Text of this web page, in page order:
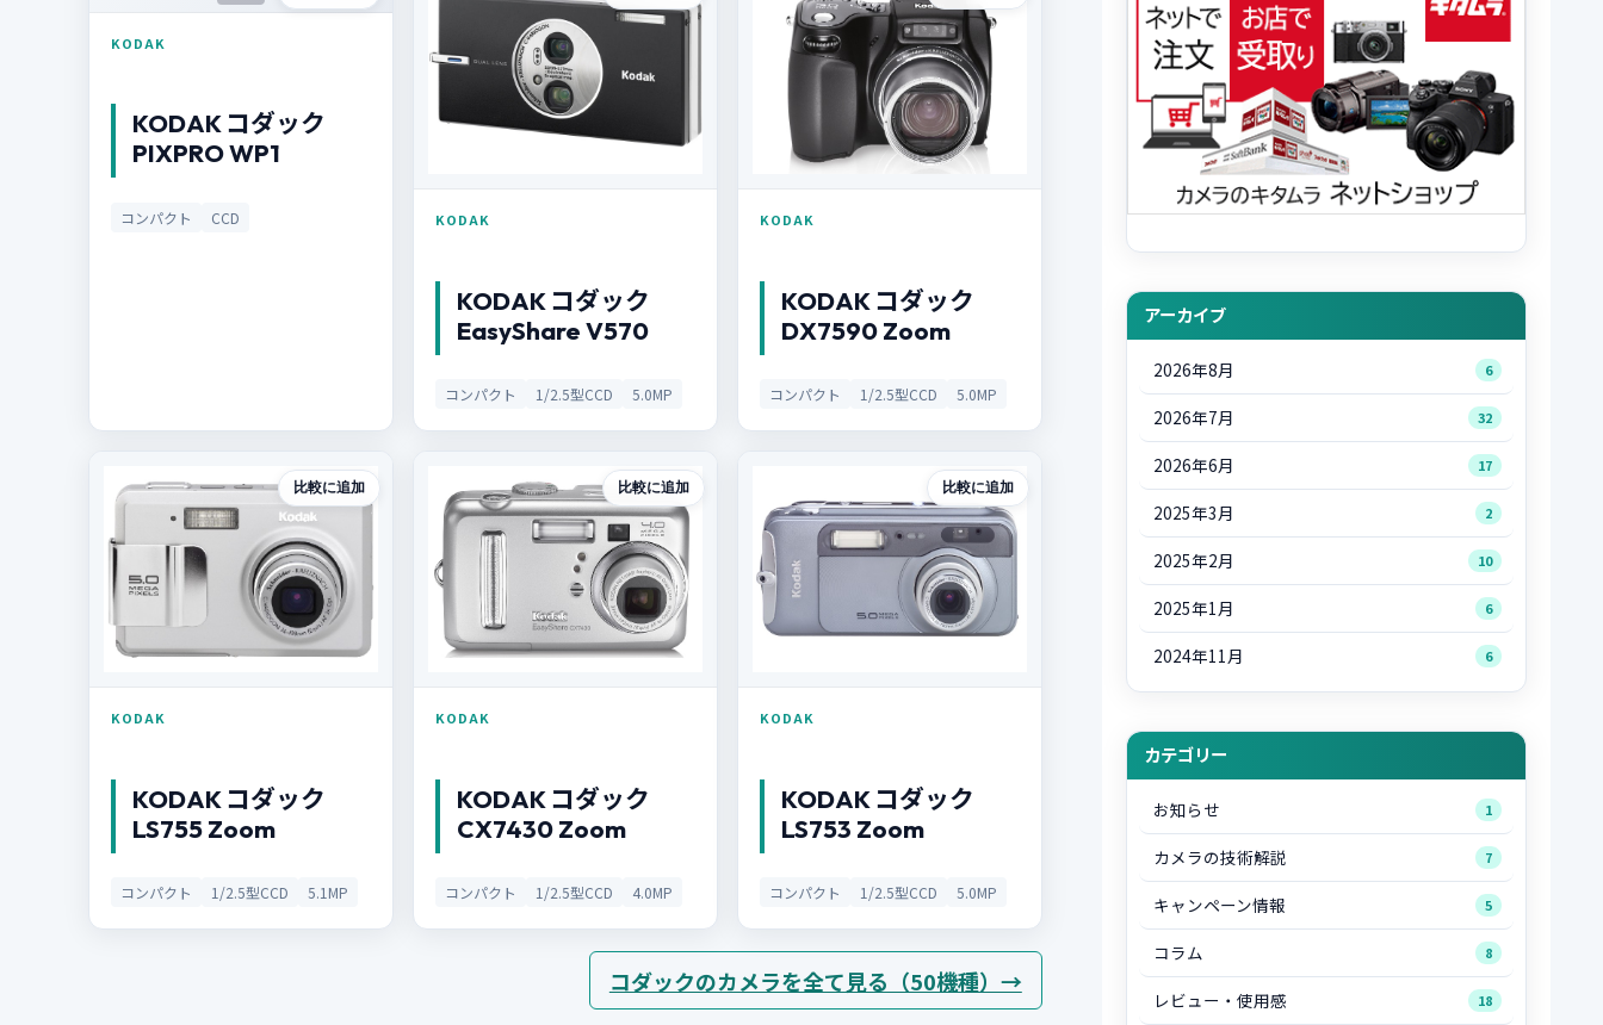
KODAK
KODAK コダック
PIXPRO WP1
コンパクト CCD KODAK
KODAK コダック
EasyShare V570
コンパクト 1/2.5型CCD 5.0MP
KODAK
KODAK コダック
DX7590 Zoom
コンパクト 1/2.5型CCD 5.0MP
比較に追加
KODAK
KODAK コダック
LS755 Zoom
コンパクト 1/2.5型CCD 5.1MP
比較に追加
KODAK
KODAK コダック
CX7430 Zoom
コンパクト 1/2.5型CCD 4.0MP
比較に追加
KODAK
KODAK コダック
LS753 Zoom
コンパクト 1/2.5型CCD 5.0MP
コダックのカメラを全て見る（50機種）→
アーカイブ
2026年8月 6
2026年7月 32
2026年6月 17
2025年3月 2
2025年2月 10
2025年1月 6
2024年11月 6
カテゴリー
お知らせ 1
カメラの技術解説 7
キャンペーン情報 5
コラム 8
レビュー・使用感 18